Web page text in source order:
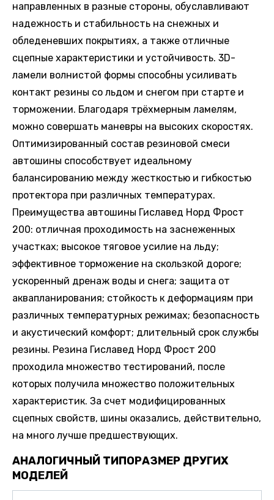
направленных в разные стороны, обуславливают
надежность и стабильность на снежных и
обледеневших покрытиях, а также отличные
сцепные характеристики и устойчивость. 3D-
ламели волнистой формы способны усиливать
контакт резины со льдом и снегом при старте и
торможении. Благодаря трёхмерным ламелям,
можно совершать маневры на высоких скоростях.
Оптимизированный состав резиновой смеси
автошины способствует идеальному
балансированию между жесткостью и гибкостью
протектора при различных температурах.
Преимущества автошины Гиславед Норд Фрост
200: отличная проходимость на заснеженных
участках; высокое тяговое усилие на льду;
эффективное торможение на скользкой дороге;
ускоренный дренаж воды и снега; защита от
аквапланирования; стойкость к деформациям при
различных температурных режимах; безопасность
и акустический комфорт; длительный срок службы
резины. Резина Гиславед Норд Фрост 200
проходила множество тестирований, после
которых получила множество положительных
характеристик. За счет модифицированных
сцепных свойств, шины оказались, действительно,
на много лучше предшествующих.
АНАЛОГИЧНЫЙ ТИПОРАЗМЕР ДРУГИХ
МОДЕЛЕЙ